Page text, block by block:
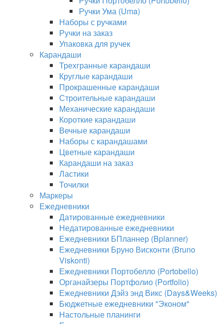
Ручки Ума (Uma)
Наборы с ручками
Ручки на заказ
Упаковка для ручек
Карандаши
Трехгранные карандаши
Круглые карандаши
Прокрашенные карандаши
Строительные карандаши
Механические карандаши
Короткие карандаши
Вечные карандаши
Наборы с карандашами
Цветные карандаши
Карандаши на заказ
Ластики
Точилки
Маркеры
Ежедневники
Датированные ежедневники
Недатированные ежедневники
Ежедневники БПланнер (Bplanner)
Ежедневники Бруно Висконти (Bruno
Viskonti)
Ежедневники Портобелло (Portobello)
Органайзеры Портфолио (Portfolio)
Ежедневники Дэйз энд Викс (Days&Weeks)
Бюджетные ежедневники "Эконом"
Настольные планинги